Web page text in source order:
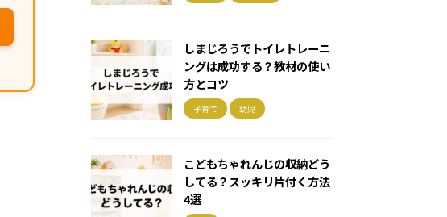
しまじろうでトイレトレーニ
ングは成功する？教材の使い
方とコツ
子育て 幼児
こどもちゃれんじの収納どう
してる？スッキリ片付く方法
4選